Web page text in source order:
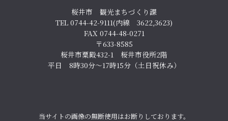
桜井市 観光まちづくり課
TEL 0744-42-9111(内線 3622,3623)
FAX 0744-48-0271
〒633-8585
桜井市粟殿432-1 桜井市役所2階
平日 8時30分～17時15分（土日祝休み）
当サイトの画像の無断使用はお断りしております。